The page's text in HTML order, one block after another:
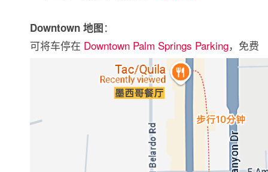
Downtown 地图：
可将车停在 Downtown Palm Springs Parking，免费